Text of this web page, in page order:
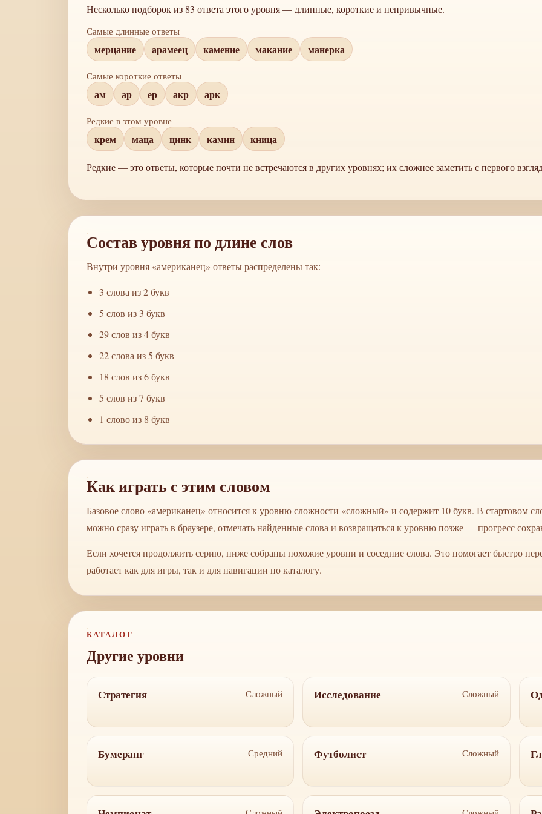
Несколько подборок из 83 ответа этого уровня — длинные, короткие и непривычные.
Самые длинные ответы
мерцание арамеец камение макание манерка
Самые короткие ответы
ам ар ер акр арк
Редкие в этом уровне
крем маца цинк камин кница
Редкие — это ответы, которые почти не встречаются в других уровнях; их сложнее заметить с первого
Состав уровня по длине слов
Внутри уровня «американец» ответы распределены так:
3 слова из 2 букв
5 слов из 3 букв
29 слов из 4 букв
22 слова из 5 букв
18 слов из 6 букв
5 слов из 7 букв
1 слово из 8 букв
Как играть с этим словом
Базовое слово «американец» относится к уровню сложности «сложный» и содержит 10 букв. В стартовом
можно сразу играть в браузере, отмечать найденные слова и возвращаться к уровню позже — прогресс
Если хочется продолжить серию, ниже собраны похожие уровни и соседние слова. Это помогает быстро
работает как для игры, так и для навигации по каталогу.
КАТАЛОГ
Другие уровни
Стратегия Сложный Исследование Сложный
Бумеранг Средний Футболист Сложный